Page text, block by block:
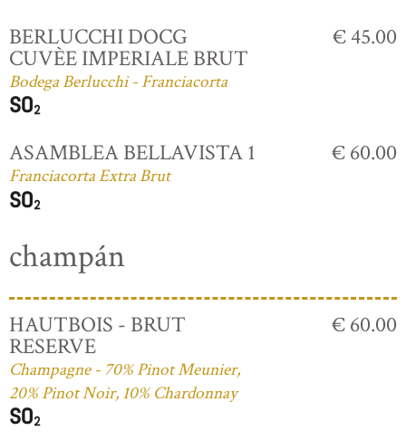
BERLUCCHI DOCG
CUVÈE IMPERIALE BRUT
Bodega Berlucchi - Franciacorta
€ 45.00
ASAMBLEA BELLAVISTA 1
Franciacorta Extra Brut
€ 60.00
champán
HAUTBOIS - BRUT
RESERVE
Champagne - 70% Pinot Meunier,
20% Pinot Noir, 10% Chardonnay
€ 60.00